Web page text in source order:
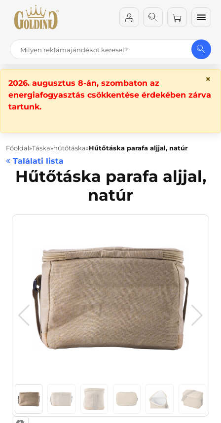
×
2026. augusztus 8-án, szombaton az
energiafogyasztás csökkentése érdekében zárva
tartunk.
Főoldal Táska hűtőtáska Hűtőtáska parafa aljjal, natúr
Találati lista
Hűtőtáska parafa aljjal,
natúr